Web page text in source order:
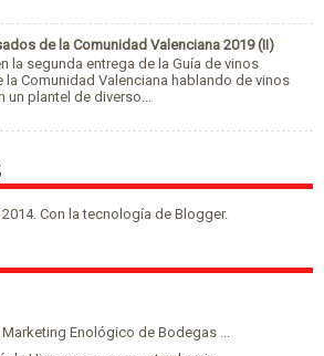
de la Comunidad Valenciana 2019 (II)
la segunda entrega de la Guía de vinos
la Comunidad Valenciana hablando de vinos
un plantel de diverso...
Con la tecnología de Blogger.
Enológico de Bodegas ...